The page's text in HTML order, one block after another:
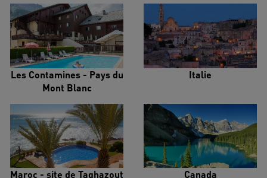
Les Contamines - Pays du
Mont Blanc
Italie
Maroc - site de Taghazout Canada